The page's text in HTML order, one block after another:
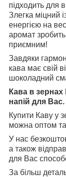
підходить для
Злегка міцний
енергією на
аромат
приємним!
Завдяки
кава має свій
шоколадний
Кава в
напій для Вас.
Купити Каву у
можна оптом та
У нас
а також
для Вас
За більш